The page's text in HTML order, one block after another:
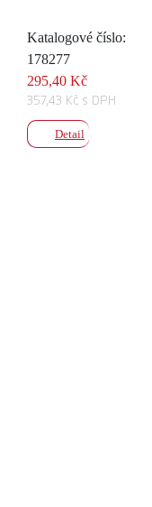
Katalogové číslo:
178277
295,40 Kč
357,43 Kč s DPH
Detail